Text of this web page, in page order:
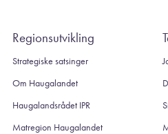
Regionsutvikling
Strategiske satsinger
Om Haugalandet
Haugalandsrådet IPR
Matregion Haugalandet